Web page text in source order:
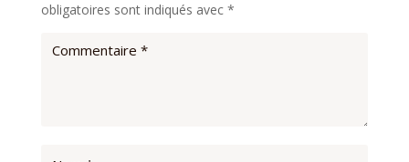
obligatoires sont indiqués avec *